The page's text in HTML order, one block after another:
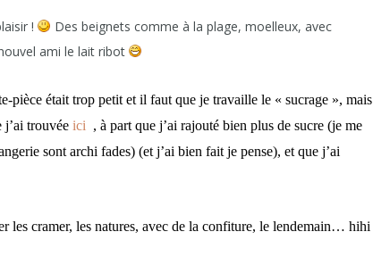
!
Des beignets comme à la plage, moelleux, avec
ami le lait ribot
pièce était trop petit et il faut que je travaille le « sucrage », mais
j’ai trouvéeici , à part que j’ai rajouté bien plus de sucre (je me
sont archi fades) (et j’ai bien fait je pense), et que j’ai
les cramer, les natures, avec de la confiture, le lendemain… hihi